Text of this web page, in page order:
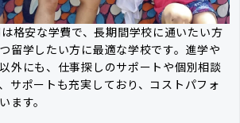
安な学費で、長期間学校に通いたい方
留学したい方に最適な学校です。進学や
外にも、仕事探しのサポートや個別相談
サポートも充実しており、コストパフォ
ます。